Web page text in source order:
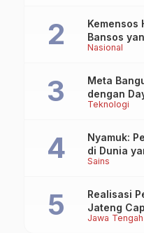
Nasional
Kemensos
Bansos
Teknologi
Meta
dengan
OpenAI
Sains
Nyamuk:
di Dunia
Jawa Tengah
Realisasi
Jateng